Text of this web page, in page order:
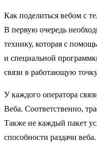
Как поделиться вебом с
В первую очередь
технику, которая с
и специальной
связи в работающую
У каждого оператора
Веба. Соответственно,
Также не каждый пакет
способности раздачи